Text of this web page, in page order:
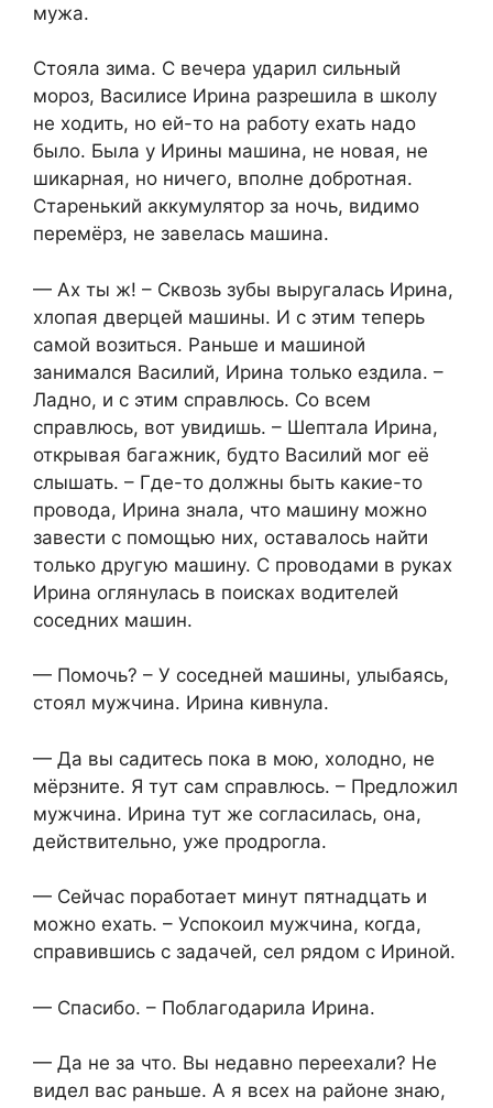
мужа.
Стояла зима. С вечера ударил сильный
мороз, Василисе Ирина разрешила в школу
не ходить, но ей-то на работу ехать надо
было. Была у Ирины машина, не новая, не
шикарная, но ничего, вполне добротная.
Старенький аккумулятор за ночь, видимо
перемёрз, не завелась машина.
— Ах ты ж! – Сквозь зубы выругалась Ирина,
хлопая дверцей машины. И с этим теперь
самой возиться. Раньше и машиной
занимался Василий, Ирина только ездила. –
Ладно, и с этим справлюсь. Со всем
справлюсь, вот увидишь. – Шептала Ирина,
открывая багажник, будто Василий мог её
слышать. – Где-то должны быть какие-то
провода, Ирина знала, что машину можно
завести с помощью них, оставалось найти
только другую машину. С проводами в руках
Ирина оглянулась в поисках водителей
соседних машин.
— Помочь? – У соседней машины, улыбаясь,
стоял мужчина. Ирина кивнула.
— Да вы садитесь пока в мою, холодно, не
мёрзните. Я тут сам справлюсь. – Предложил
мужчина. Ирина тут же согласилась, она,
действительно, уже продрогла.
— Сейчас поработает минут пятнадцать и
можно ехать. – Успокоил мужчина, когда,
справившись с задачей, сел рядом с Ириной.
— Спасибо. – Поблагодарила Ирина.
— Да не за что. Вы недавно переехали? Не
видел вас раньше. А я всех на районе знаю,